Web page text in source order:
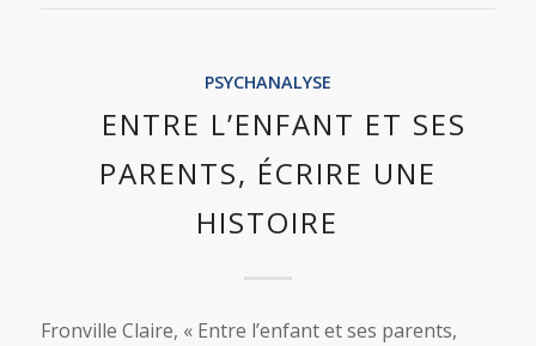
PSYCHANALYSE
ENTRE L’ENFANT ET SES
PARENTS, ÉCRIRE UNE
HISTOIRE
Fronville Claire, « Entre l’enfant et ses parents,